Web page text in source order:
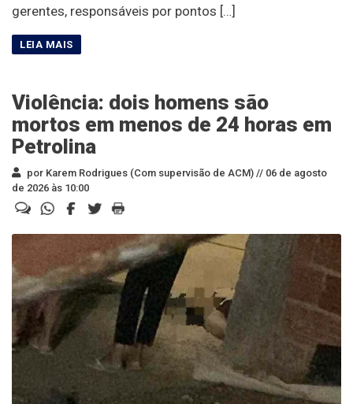
gerentes, responsáveis por pontos […]
Violência: dois homens são
mortos em menos de 24 horas em
Petrolina
por Karem Rodrigues (Com supervisão de ACM) // 06 de agosto
de 2026 às 10:00